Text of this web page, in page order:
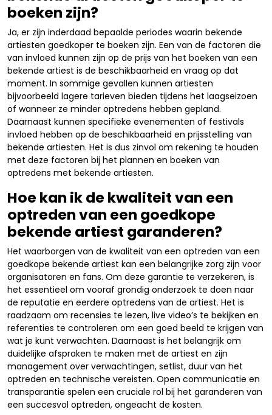
boeken zijn?
Ja, er zijn inderdaad bepaalde periodes waarin bekende
artiesten goedkoper te boeken zijn. Een van de factoren die
van invloed kunnen zijn op de prijs van het boeken van een
bekende artiest is de beschikbaarheid en vraag op dat
moment. In sommige gevallen kunnen artiesten
bijvoorbeeld lagere tarieven bieden tijdens het laagseizoen
of wanneer ze minder optredens hebben gepland.
Daarnaast kunnen specifieke evenementen of festivals
invloed hebben op de beschikbaarheid en prijsstelling van
bekende artiesten. Het is dus zinvol om rekening te houden
met deze factoren bij het plannen en boeken van
optredens met bekende artiesten.
Hoe kan ik de kwaliteit van een
optreden van een goedkope
bekende artiest garanderen?
Het waarborgen van de kwaliteit van een optreden van een
goedkope bekende artiest kan een belangrijke zorg zijn voor
organisatoren en fans. Om deze garantie te verzekeren, is
het essentieel om vooraf grondig onderzoek te doen naar
de reputatie en eerdere optredens van de artiest. Het is
raadzaam om recensies te lezen, live video’s te bekijken en
referenties te controleren om een goed beeld te krijgen van
wat je kunt verwachten. Daarnaast is het belangrijk om
duidelijke afspraken te maken met de artiest en zijn
management over verwachtingen, setlist, duur van het
optreden en technische vereisten. Open communicatie en
transparantie spelen een cruciale rol bij het garanderen van
een succesvol optreden, ongeacht de kosten.